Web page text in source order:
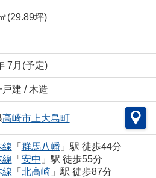
(29.89坪)
7月(予定)
戸建 / 木造
高崎市上大島町
線 「 群馬八幡 」駅 徒歩44分
線 「 安中 」駅 徒歩55分
線 「 北高崎」駅 徒歩87分